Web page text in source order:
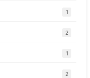
1
2
1
2